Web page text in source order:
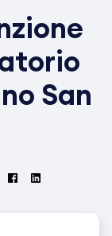
San